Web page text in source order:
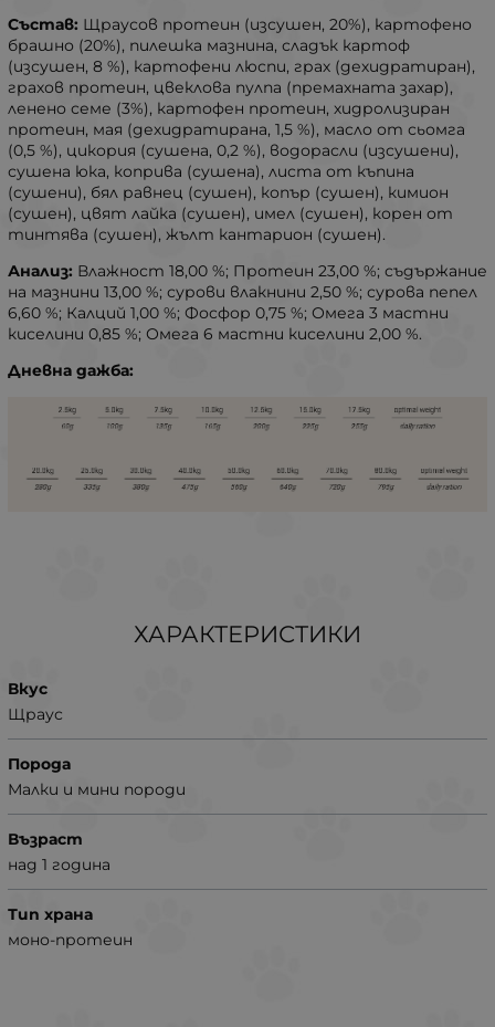
Състав: Щраусов протеин (изсушен, 20%), картофено
брашно (20%), пилешка мазнина, сладък картоф
(изсушен, 8 %), картофени люспи, грах (дехидратиран),
грахов протеин, цвеклова пулпа (премахната захар),
ленено семе (3%), картофен протеин, хидролизиран
протеин, мая (дехидратирана, 1,5 %), масло от сьомга
(0,5 %), цикория (сушена, 0,2 %), водорасли (изсушени),
сушена юка, коприва (сушена), листа от къпина
(сушени), бял равнец (сушен), копър (сушен), кимион
(сушен), цвят лайка (сушен), имел (сушен), корен от
тинтява (сушен), жълт кантарион (сушен).
Анализ: Влажност 18,00 %; Протеин 23,00 %; съдържание
на мазнини 13,00 %; сурови влакнини 2,50 %; сурова пепел
6,60 %; Калций 1,00 %; Фосфор 0,75 %; Омега 3 мастни
киселини 0,85 %; Омега 6 мастни киселини 2,00 %.
Дневна дажба:
ХАРАКТЕРИСТИКИ
Вкус
Щраус
Порода
Малки и мини породи
Възраст
над 1 година
Тип храна
моно-протеин